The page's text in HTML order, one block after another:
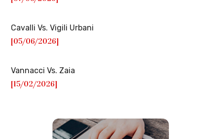
Cavalli Vs. Vigili Urbani
[05/06/2026]
Vannacci Vs. Zaia
[15/02/2026]